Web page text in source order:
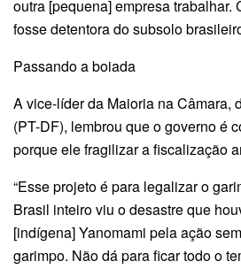
outra [pequena] empresa trabalhar.
fosse detentora do subsolo
Passando a boiada
A vice-líder da Maioria na Câmara,
(PT-DF), lembrou que o governo é
porque ele fragilizar a fiscalização
“Esse projeto é para legalizar o
Brasil inteiro viu o desastre que
[indígena] Yanomami pela ação
garimpo. Não dá para ficar todo o